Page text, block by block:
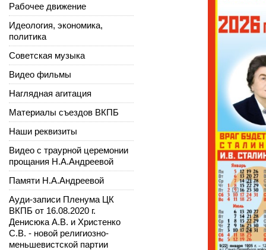
Рабочее движение
Идеология, экономика,
политика
Советская музыка
Видео фильмы
Наглядная агитация
Материалы съездов ВКПБ
Наши реквизиты
Видео с траурной церемонии
прощания Н.А.Андреевой
Памяти Н.А.Андреевой
Ауди-записи Пленума ЦК
ВКПБ от 16.08.2020 г.
Денисюка А.В. и Христенко
С.В. - новой религиозно-
меньшевистской партии